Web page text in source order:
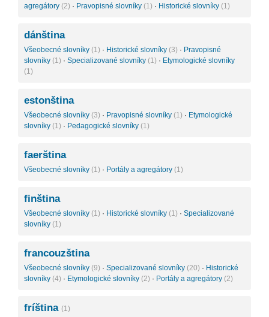
agregátory (2) · Pravopisné slovníky (1) · Historické slovníky (1)
dánština
Všeobecné slovníky (1) · Historické slovníky (3) · Pravopisné
slovníky (1) · Specializované slovníky (1) · Etymologické slovníky
(1)
estonština
Všeobecné slovníky (3) · Pravopisné slovníky (1) · Etymologické
slovníky (1) · Pedagogické slovníky (1)
faerština
Všeobecné slovníky (1) · Portály a agregátory (1)
finština
Všeobecné slovníky (1) · Historické slovníky (1) · Specializované
slovníky (1)
francouzština
Všeobecné slovníky (9) · Specializované slovníky (20) · Historické
slovníky (4) · Etymologické slovníky (2) · Portály a agregátory (2)
fríština (1)